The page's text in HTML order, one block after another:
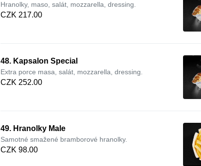
Hranolky, maso, salát, mozzarella, dressing.
CZK 217.00
48. Kapsalon Special
Extra porce masa, salát, mozzarella, dressing.
CZK 252.00
49. Hranolky Male
Samotné smažené bramborové hranolky.
CZK 98.00